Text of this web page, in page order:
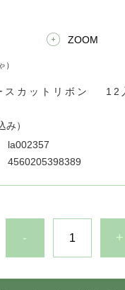
ZOOM
スカットリボン 12
み）
la002357
4560205398389
- +